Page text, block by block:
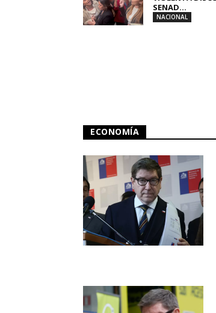
SENAD...
NACIONAL
ECONOMÍA